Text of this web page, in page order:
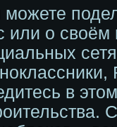
или о своём
в